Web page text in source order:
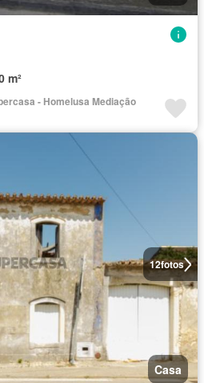
m²
- Homelusa Mediação
12fotos
Casa